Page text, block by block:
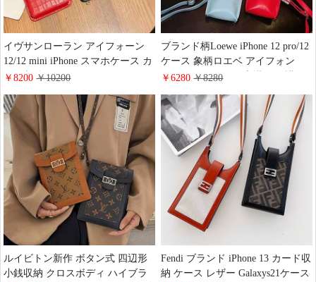
イヴサンローラン アイフォーン
12/12 mini iPhone スマホケース カ
ード収納11Pro/11Promax/11 カバー
s21/s21plus/s21ultraケース 肩掛け
YSL Galaxy note20ultra携帯ケース
全機種対応 売れ筋
￥8200￥10200
ブランド柄Loewe iPhone 12 pro/12
ケース 象柄ロエベ アイフォン
11Pro/11Promax/11 肩掛け 保護ケ
ultra/s21plus/s21 スマホケース
Galaxy note 20/note20 ultra 超スタ
イリッシュ カバー 全機種対応 女
性愛用
￥6280￥8280
ルイビトン新作 ボタン式 四辺形
小銭収納 クロスボディ ハイブラ
Fendi ブランド iPhone 13 カード収
納 ケース レザー Galaxys21ケース